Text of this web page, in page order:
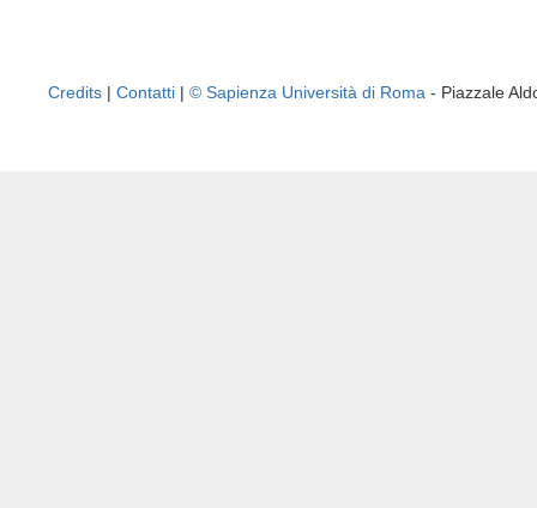
Credits | Contatti | © Sapienza Università di Roma - Piazzale